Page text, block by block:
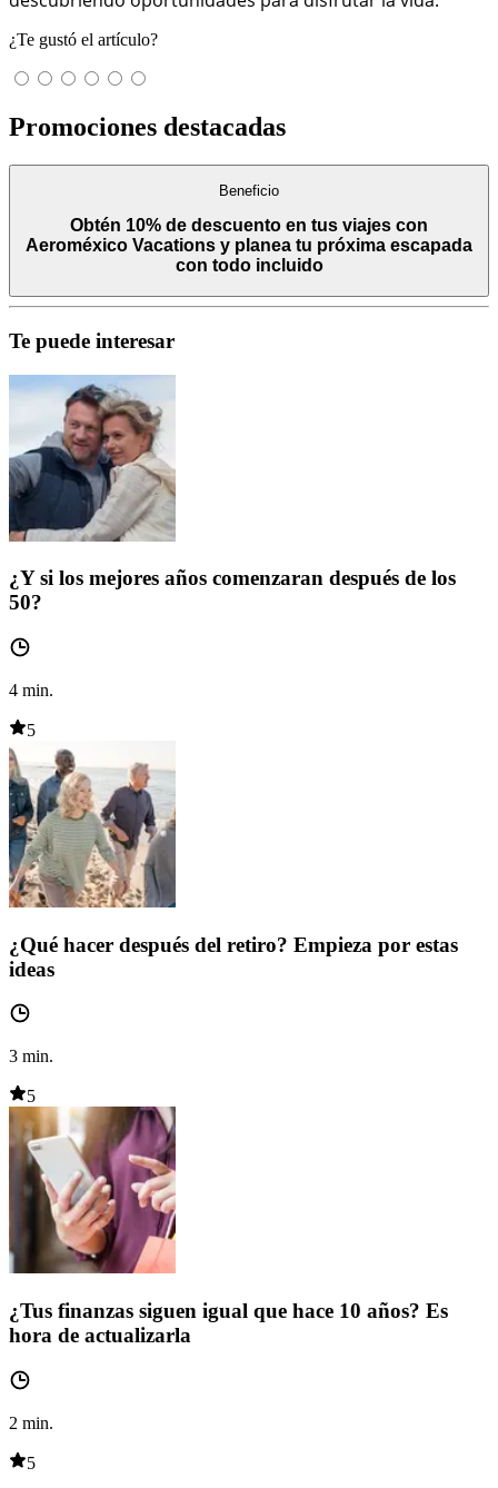
¿Te gustó el artículo?
Promociones destacadas
Beneficio
Obtén 10% de descuento en tus viajes con
Aeroméxico Vacations y planea tu próxima escapada
con todo incluido
Te puede interesar
¿Y si los mejores años comenzaran después de los
50?
4 min.
5
¿Qué hacer después del retiro? Empieza por estas
ideas
3 min.
5
¿Tus finanzas siguen igual que hace 10 años? Es
hora de actualizarla
2 min.
5